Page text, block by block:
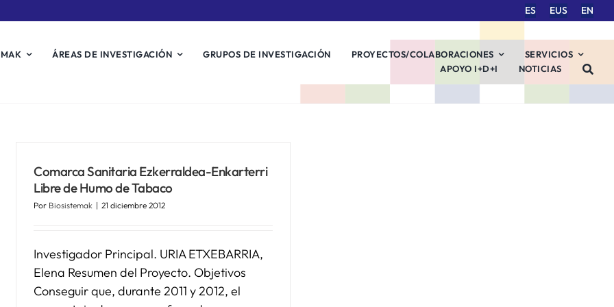
ES EUS EN
ÁREAS DE INVESTIGACIÓN GRUPOS DE INVESTIGACIÓN PROYECTOS/COLABORACIONES
SERVICIOS
APOYO I+D+I
NOTICIAS
Comarca Sanitaria Ezkerraldea-Enkarterri
Libre de Humo de Tabaco
Por Biosistemak | 21 diciembre 2012
Investigador Principal. URIA ETXEBARRIA,
Elena Resumen del Proyecto. Objetivos
Conseguir que, durante 2011 y 2012, el